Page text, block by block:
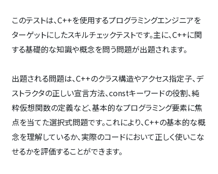
このテストは、C++を使用するプログラミングエンジニアを
ターゲットにしたスキルチェックテストです。主に、C++に関
する基礎的な知識や概念を問う問題が出題されます。
出題される問題は、C++のクラス構造やアクセス指定子、デ
ストラクタの正しい宣言方法、constキーワードの役割、純
粋仮想関数の定義など、基本的なプログラミング要素に焦
点を当てた選択式問題です。これにより、C++の基本的な概
念を理解しているか、実際のコードにおいて正しく使いこな
せるかを評価することができます。